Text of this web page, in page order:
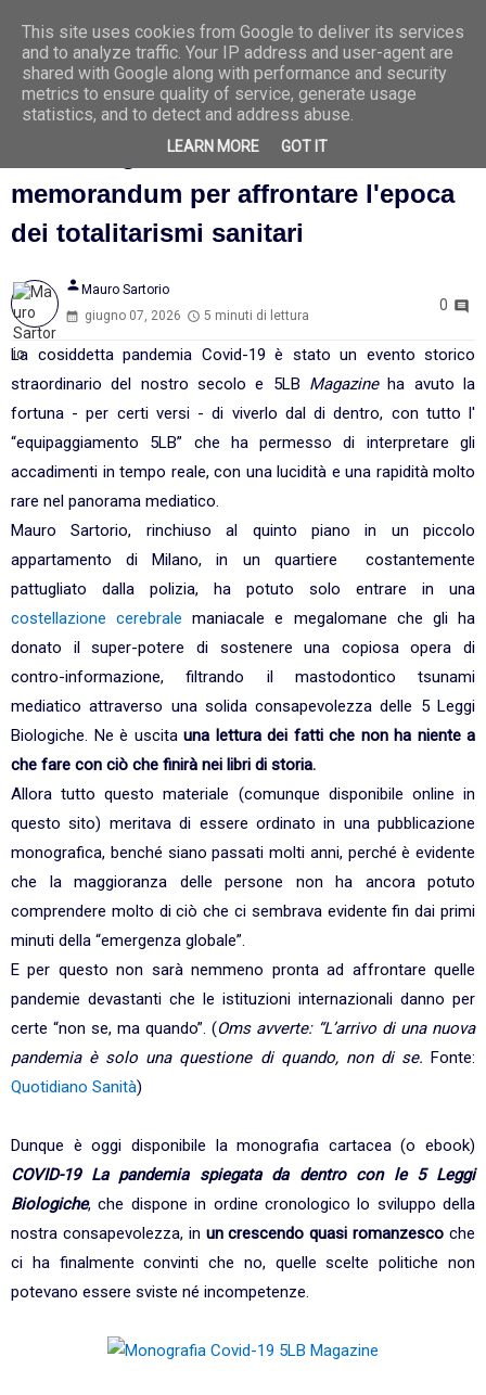
7 Ago
2026
La monografia su Covid-19,
memorandum per affrontare l'epoca
dei totalitarismi sanitari
person Mauro Sartorio
giugno 07, 2026
5 minuti di lettura
0
La cosiddetta pandemia Covid-19 è stato un evento storico
straordinario del nostro secolo e 5LB Magazine ha avuto la
fortuna - per certi versi - di viverlo dal di dentro, con tutto l'
“equipaggiamento 5LB” che ha permesso di interpretare gli
accadimenti in tempo reale, con una lucidità e una rapidità molto
rare nel panorama mediatico.
Mauro Sartorio, rinchiuso al quinto piano in un piccolo
appartamento di Milano, in un quartiere costantemente
pattugliato dalla polizia, ha potuto solo entrare in una
costellazione cerebrale maniacale e megalomane che gli ha
donato il super-potere di sostenere una copiosa opera di
contro-informazione, filtrando il mastodontico tsunami
mediatico attraverso una solida consapevolezza delle 5 Leggi
Biologiche. Ne è uscita una lettura dei fatti che non ha niente a
che fare con ciò che finirà nei libri di storia.
Allora tutto questo materiale (comunque disponibile online in
questo sito) meritava di essere ordinato in una pubblicazione
monografica, benché siano passati molti anni, perché è evidente
che la maggioranza delle persone non ha ancora potuto
comprendere molto di ciò che ci sembrava evidente fin dai primi
minuti della “emergenza globale”.
E per questo non sarà nemmeno pronta ad affrontare quelle
pandemie devastanti che le istituzioni internazionali danno per
certe “non se, ma quando”. (Oms avverte: “L’arrivo di una nuova
pandemia è solo una questione di quando, non di se. Fonte:
Quotidiano Sanità)
Dunque è oggi disponibile la monografia cartacea (o ebook)
COVID-19 La pandemia spiegata da dentro con le 5 Leggi
Biologiche, che dispone in ordine cronologico lo sviluppo della
nostra consapevolezza, in un crescendo quasi romanzesco che
ci ha finalmente convinti che no, quelle scelte politiche non
potevano essere sviste né incompetenze.
This site uses cookies from Google to deliver its services
and to analyze traffic. Your IP address and user-agent are
shared with Google along with performance and security
metrics to ensure quality of service, generate usage
statistics, and to detect and address abuse.
LEARN MORE GOT IT